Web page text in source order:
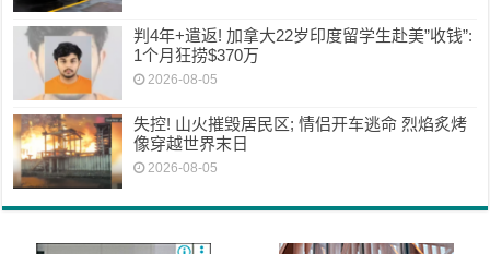
判4年+遣返! 加拿大22岁印度留学生赴美”收钱”:
1个月狂捞$370万
2026-08-05
失控! 山火摧毁居民区; 情侣开车逃命 烈焰炙烤
像穿越世界末日
2026-08-05